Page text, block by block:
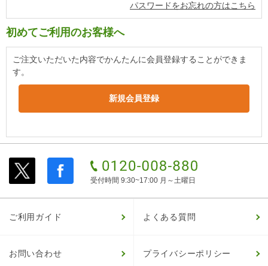
パスワードをお忘れの方はこちら
初めてご利用のお客様へ
ご注文いただいた内容でかんたんに会員登録することができま
す。
受付時間 9:30~17:00 月～土曜日
ご利用ガイド よくある質問
お問い合わせ プライバシーポリシー